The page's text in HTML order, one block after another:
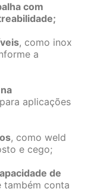
com
, como inox
a
aplicações
, como weld
e cego;
de
também conta